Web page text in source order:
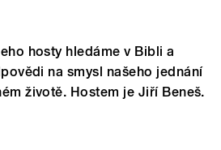
hosty hledáme v Bibli a
na smysl našeho jednání
životě. Hostem je Jiří Beneš.